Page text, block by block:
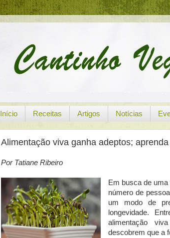
Início Receitas Artigos Notícias
Alimentação viva ganha adeptos;
Por Tatiane Ribeiro
Em busca de
número de
um modo de
longevidade.
alimentação
descobrem que a